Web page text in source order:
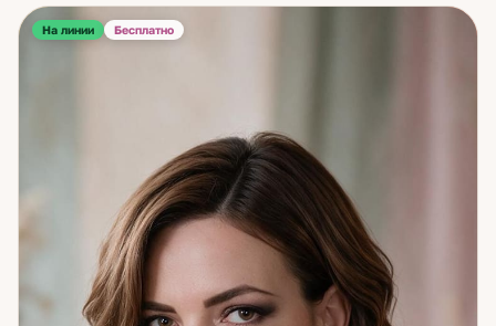
проявился в 9 лет, а в 13 лет я уже помогала вести приём
вместе с бабушкой, которая обладала даром ясновидения.
личной жизни, семьи, бизнеса, финансов, переезда,
карьеры, выбора партнёра, совместимости и защиты от
негатива. Карты Таро помогают увидеть перспективы,
принять решение в бизнесе, понять намерения партнёра и
определить скрытое влияние. Руны позволяют глубже
рассмотреть ситуацию, провести диагностику, поставить
защиту и привлечь удачу. Ленорман помогает выявить
скрытые намерения недоброжелателей и получить
подсказку в трудном выборе. Через ангелотерапию я
помогаю гармонизировать ауру, улучшить финансовый
На линии Бесплатно